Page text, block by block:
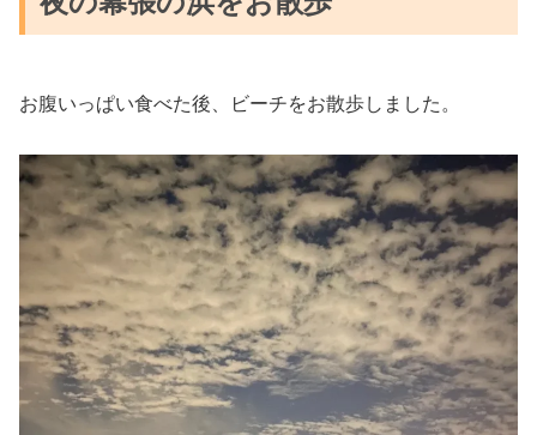
お腹いっぱい食べた後、ビーチをお散歩しました。